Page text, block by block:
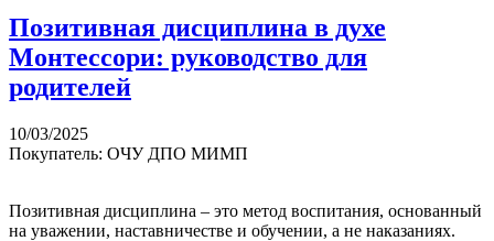
Позитивная дисциплина в духе
Монтессори: руководство для
родителей
10/03/2025
Покупатель: ОЧУ ДПО МИМП
Позитивная дисциплина – это метод воспитания, основанный
на уважении, наставничестве и обучении, а не наказаниях.